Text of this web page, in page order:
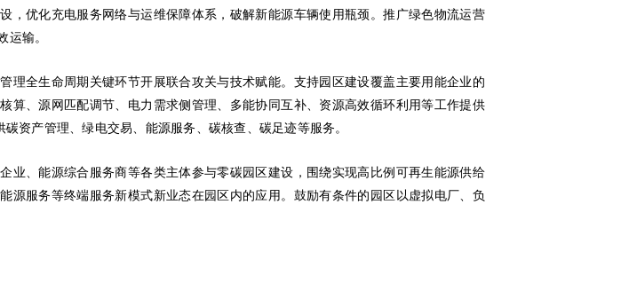
，优化充电服务网络与运维保障体系，破解新能源车辆使用瓶颈。推广绿色物流运营
输。
理全生命周期关键环节开展联合攻关与技术赋能。支持园区建设覆盖主要用能企业的
算、源网匹配调节、电力需求侧管理、多能协同互补、资源高效循环利用等工作提供
资产管理、绿电交易、能源服务、碳核查、碳足迹等服务。
业、能源综合服务商等各类主体参与零碳园区建设，围绕实现高比例可再生能源供给
服务等终端服务新模式新业态在园区内的应用。鼓励有条件的园区以虚拟电厂、负